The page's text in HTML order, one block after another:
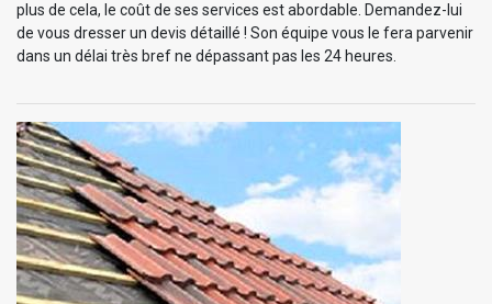
plus de cela, le coût de ses services est abordable. Demandez-lui
de vous dresser un devis détaillé ! Son équipe vous le fera parvenir
dans un délai très bref ne dépassant pas les 24 heures.